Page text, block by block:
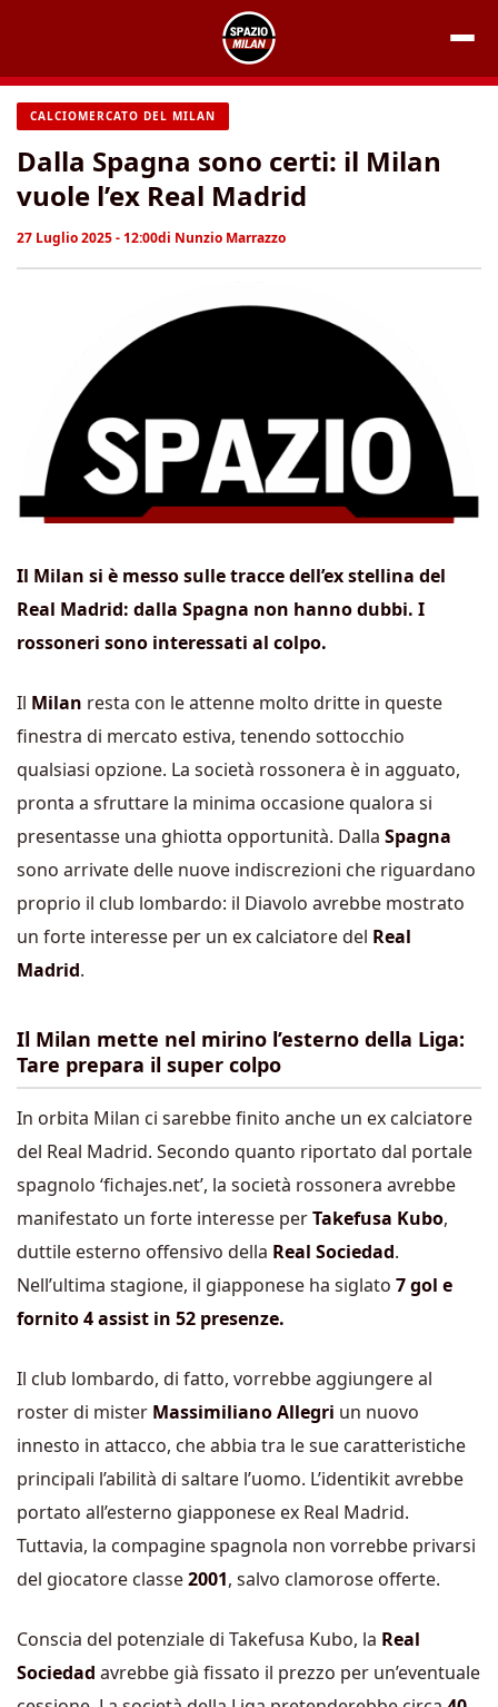
contenuto
CALCIOMERCATO DEL MILAN
Dalla Spagna sono certi: il Milan
vuole l’ex Real Madrid
27 Luglio 2025 - 12:00di Nunzio Marrazzo
Il Milan si è messo sulle tracce dell’ex stellina del
Real Madrid: dalla Spagna non hanno dubbi. I
rossoneri sono interessati al colpo.
Il Milan resta con le attenne molto dritte in queste
finestra di mercato estiva, tenendo sottocchio
qualsiasi opzione. La società rossonera è in agguato,
pronta a sfruttare la minima occasione qualora si
presentasse una ghiotta opportunità. Dalla Spagna
sono arrivate delle nuove indiscrezioni che riguardano
proprio il club lombardo: il Diavolo avrebbe mostrato
un forte interesse per un ex calciatore del Real
Madrid.
Il Milan mette nel mirino l’esterno della Liga:
Tare prepara il super colpo
In orbita Milan ci sarebbe finito anche un ex calciatore
del Real Madrid. Secondo quanto riportato dal portale
spagnolo ‘fichajes.net’, la società rossonera avrebbe
manifestato un forte interesse perTakefusa Kubo,
duttile esterno offensivo della Real Sociedad.
Nell’ultima stagione, il giapponese ha siglato 7 gol e
fornito 4 assist in 52 presenze.
Il club lombardo, di fatto, vorrebbe aggiungere al
roster di mister Massimiliano Allegri un nuovo
innesto in attacco, che abbia tra le sue caratteristiche
principali l’abilità di saltare l’uomo. L’identikit avrebbe
portato all’esterno giapponese ex Real Madrid.
Tuttavia, la compagine spagnola non vorrebbe privarsi
del giocatore classe2001, salvo clamorose offerte.
Conscia del potenziale di Takefusa Kubo, la Real
Sociedad avrebbe già fissato il prezzo per un’eventuale